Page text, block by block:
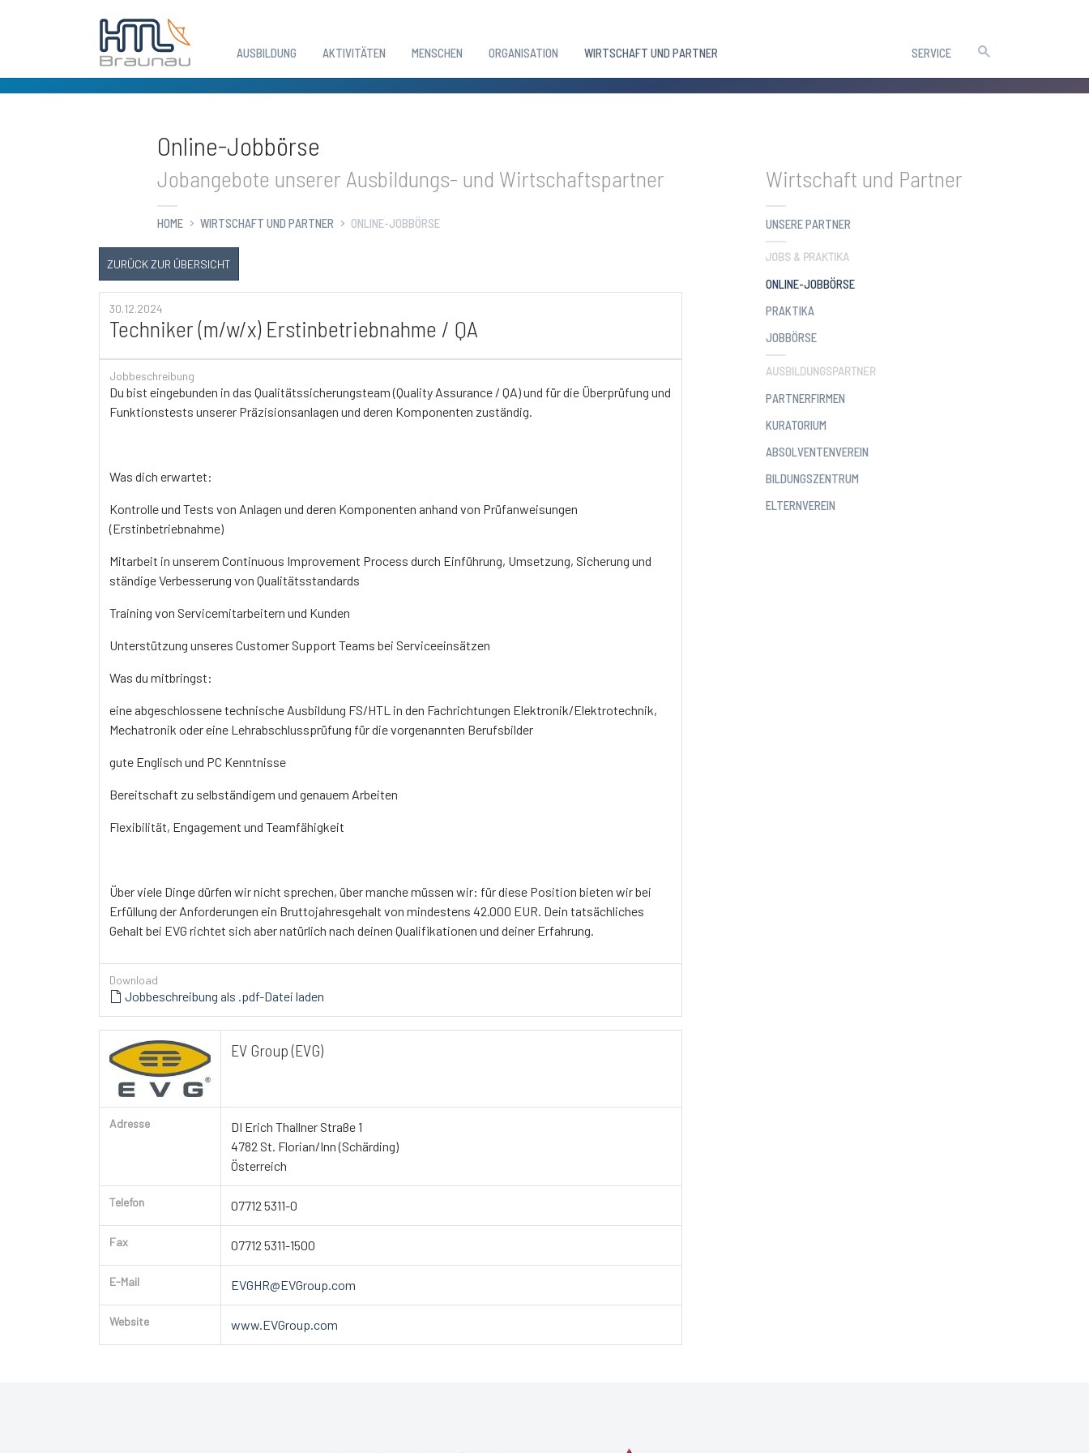
AUSBILDUNG AKTIVITÄTEN MENSCHEN ORGANISATION WIRTSCHAFT UND PARTNER SERVICE
Online-Jobbörse
Jobangebote unserer Ausbildungs- und Wirtschaftspartner
HOME WIRTSCHAFT UND PARTNER ONLINE-JOBBÖRSE
ZURÜCK ZUR ÜBERSICHT
30.12.2024
Techniker (m/w/x) Erstinbetriebnahme / QA
Jobbeschreibung
Du bist eingebunden in das Qualitätssicherungsteam (Quality Assurance / QA) und für die Überprüfung und
Funktionstests unserer Präzisionsanlagen und deren Komponenten zuständig.
Was dich erwartet:
Kontrolle und Tests von Anlagen und deren Komponenten anhand von Prüfanweisungen
(Erstinbetriebnahme)
Mitarbeit in unserem Continuous Improvement Process durch Einführung, Umsetzung, Sicherung und
ständige Verbesserung von Qualitätsstandards
Training von Servicemitarbeitern und Kunden
Unterstützung unseres Customer Support Teams bei Serviceeinsätzen
Was du mitbringst:
eine abgeschlossene technische Ausbildung FS/HTL in den Fachrichtungen Elektronik/Elektrotechnik,
Mechatronik oder eine Lehrabschlussprüfung für die vorgenannten Berufsbilder
gute Englisch und PC Kenntnisse
Bereitschaft zu selbständigem und genauem Arbeiten
Flexibilität, Engagement und Teamfähigkeit
Über viele Dinge dürfen wir nicht sprechen, über manche müssen wir: für diese Position bieten wir bei
Erfüllung der Anforderungen ein Bruttojahresgehalt von mindestens 42.000 EUR. Dein tatsächliches
Gehalt bei EVG richtet sich aber natürlich nach deinen Qualifikationen und deiner Erfahrung.
Download
Jobbeschreibung als .pdf-Datei laden
EV Group (EVG)
Adresse
DI Erich Thallner Straße 1
4782 St. Florian/Inn (Schärding)
Österreich
Telefon 07712 5311-0
Fax 07712 5311-1500
E-Mail EVGHR@EVGroup.com
Website www.EVGroup.com
Wirtschaft und Partner
UNSERE PARTNER
JOBS & PRAKTIKA
ONLINE-JOBBÖRSE(CURRENT)
PRAKTIKA
JOBBÖRSE
AUSBILDUNGSPARTNER
PARTNERFIRMEN
KURATORIUM
ABSOLVENTENVEREIN
BILDUNGSZENTRUM
ELTERNVEREIN